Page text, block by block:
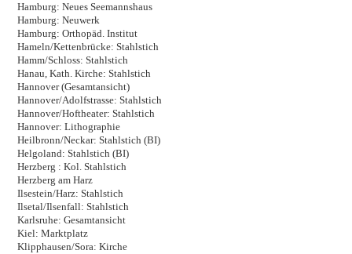
Hamburg: Neues Seemannshaus
Hamburg: Neuwerk
Hamburg: Orthopäd. Institut
Hameln/Kettenbrücke: Stahlstich
Hamm/Schloss: Stahlstich
Hanau, Kath. Kirche: Stahlstich
Hannover (Gesamtansicht)
Hannover/Adolfstrasse: Stahlstich
Hannover/Hoftheater: Stahlstich
Hannover: Lithographie
Heilbronn/Neckar: Stahlstich (BI)
Helgoland: Stahlstich (BI)
Herzberg : Kol. Stahlstich
Herzberg am Harz
Ilsestein/Harz: Stahlstich
Ilsetal/Ilsenfall: Stahlstich
Karlsruhe: Gesamtansicht
Kiel: Marktplatz
Klipphausen/Sora: Kirche